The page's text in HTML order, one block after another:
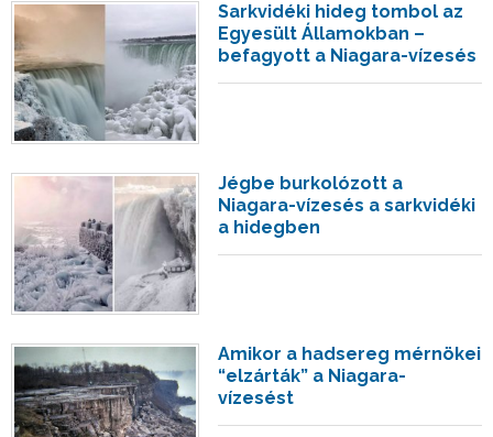
Sarkvidéki hideg tombol az
Egyesült Államokban –
befagyott a Niagara-vízesés
Jégbe burkolózott a
Niagara-vízesés a sarkvidéki
a hidegben
Amikor a hadsereg mérnökei
“elzárták” a Niagara-
vízesést